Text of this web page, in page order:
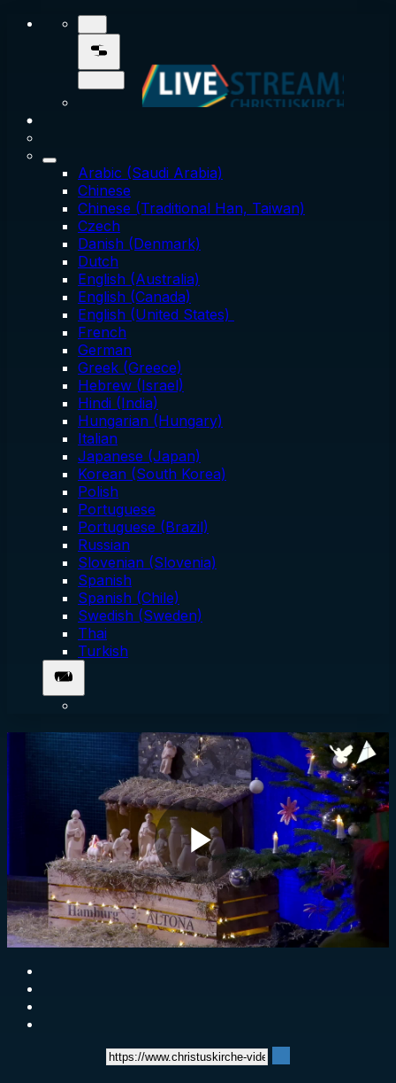
Arabic (Saudi Arabia)
Chinese
Chinese (Traditional Han, Taiwan)
Czech
Danish (Denmark)
Dutch
English (Australia)
English (Canada)
English (United States)
French
German
Greek (Greece)
Hebrew (Israel)
Hindi (India)
Hungarian (Hungary)
Italian
Japanese (Japan)
Korean (South Korea)
Polish
Portuguese
Portuguese (Brazil)
Russian
Slovenian (Slovenia)
Spanish
Spanish (Chile)
Swedish (Sweden)
Thai
Turkish
Play